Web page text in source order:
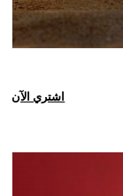
اشتري الآن